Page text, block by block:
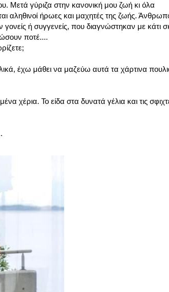
Μετά γύριζα στην κανονική μου ζωή κι όλα
αληθινοί ήρωες και μαχητές της ζωής.
ή συγγενείς, που διαγνώστηκαν με κάτι
ποτέ....
έχω μάθει να μαζεύω αυτά τα χάρτινα
χέρια. Το είδα στα δυνατά γέλια και τις